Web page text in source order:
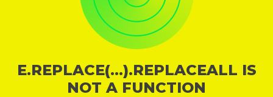
E.REPLACE(...).REPLACEALL IS
NOT A FUNCTION